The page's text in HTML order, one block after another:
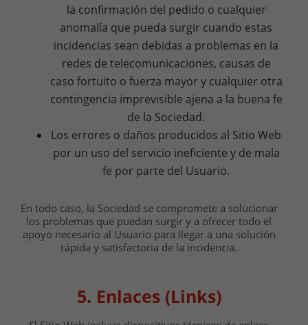
la confirmación del pedido o cualquier
anomalía que pueda surgir cuando estas
incidencias sean debidas a problemas en la
redes de telecomunicaciones, causas de
caso fortuito o fuerza mayor y cualquier otra
contingencia imprevisible ajena a la buena fe
de la Sociedad.
Los errores o daños producidos al Sitio Web
por un uso del servicio ineficiente y de mala
fe por parte del Usuario.
En todo caso, la Sociedad se compromete a solucionar
los problemas que puedan surgir y a ofrecer todo el
apoyo necesario al Usuario para llegar a una solución
rápida y satisfactoria de la incidencia.
5. Enlaces (Links)